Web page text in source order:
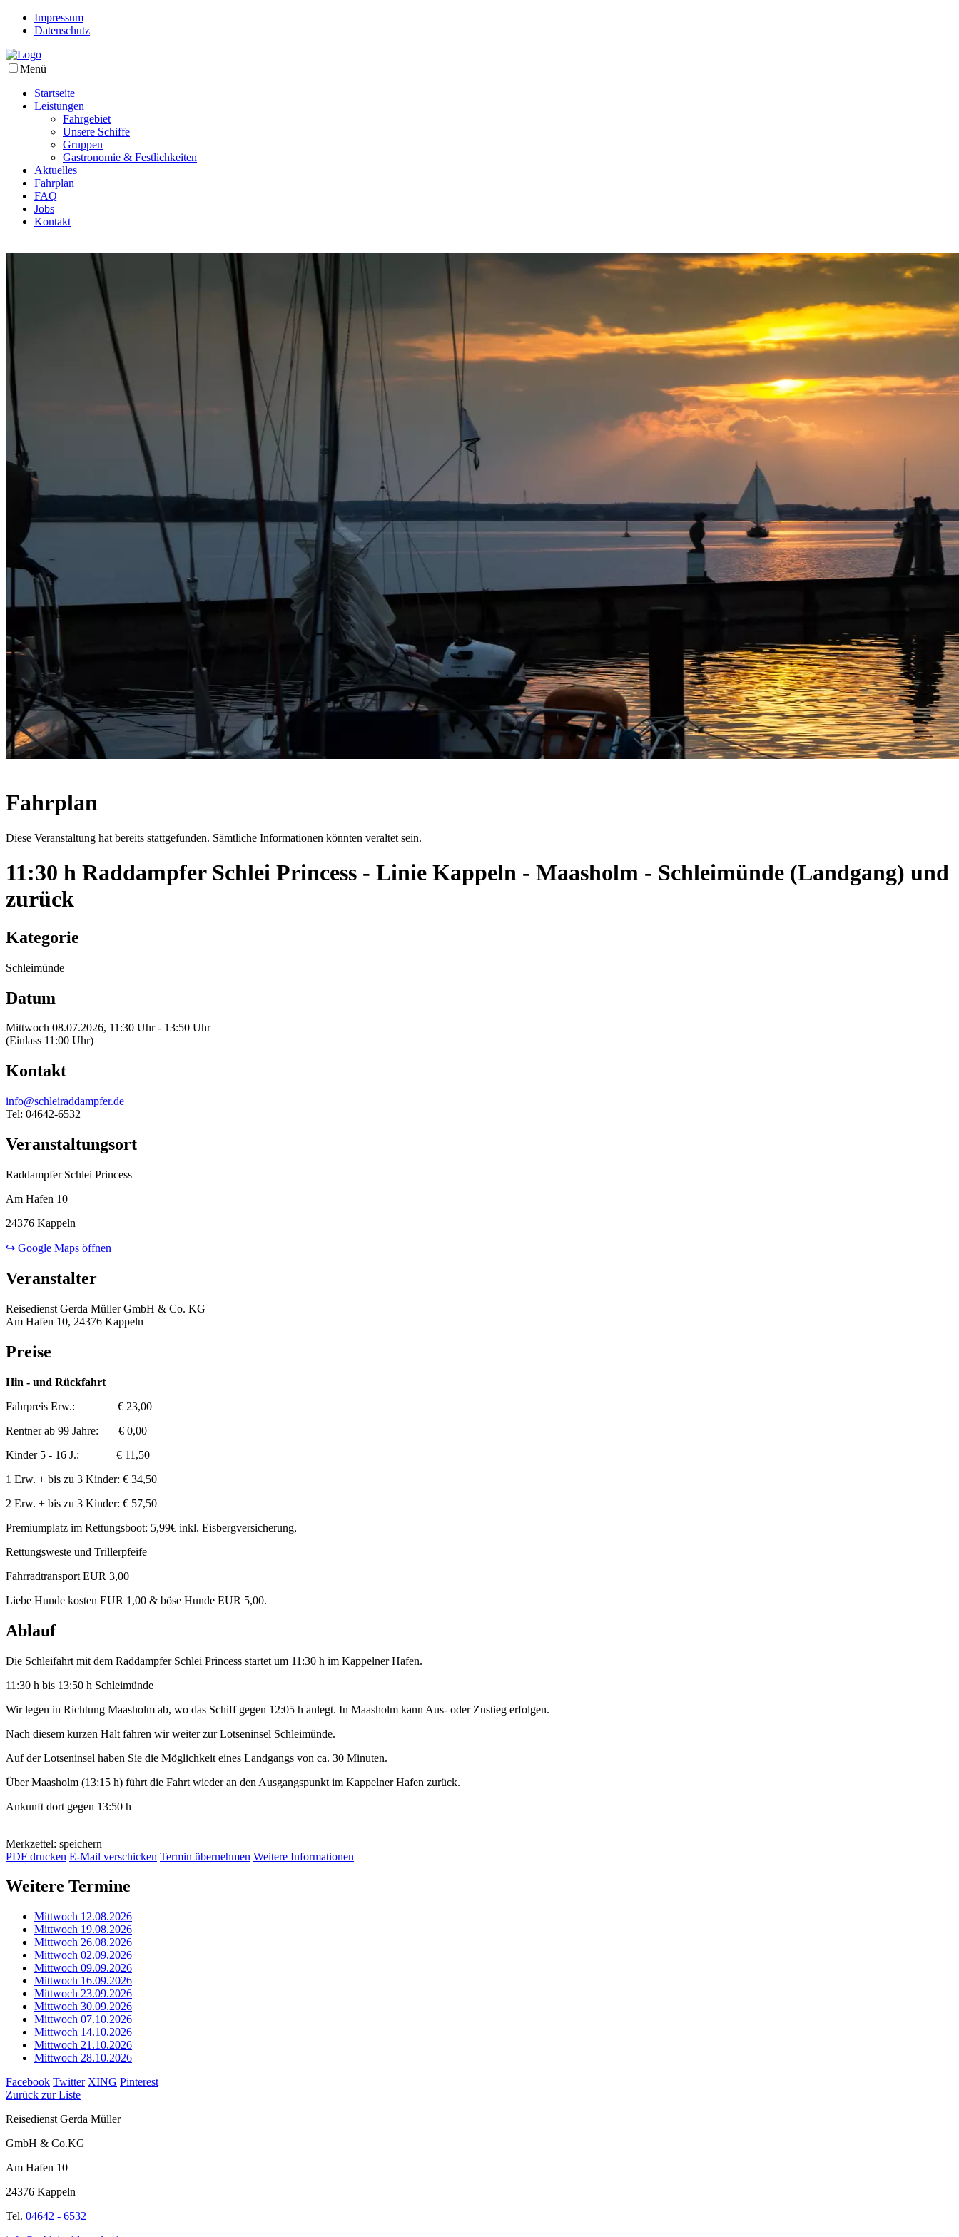
Impressum
Datenschutz
Menü
Startseite
Leistungen
Fahrgebiet
Unsere Schiffe
Gruppen
Gastronomie & Festlichkeiten
Aktuelles
Fahrplan
FAQ
Jobs
Kontakt
Fahrplan
Diese Veranstaltung hat bereits stattgefunden. Sämtliche Informationen könnten veraltet sein.
11:30 h Raddampfer Schlei Princess - Linie Kappeln - Maasholm - Schleimünde (Landgang) und
zurück
Kategorie
Schleimünde
Datum
Mittwoch 08.07.2026, 11:30 Uhr - 13:50 Uhr
(Einlass 11:00 Uhr)
Kontakt
info@schleiraddampfer.de
Tel: 04642-6532
Veranstaltungsort
Raddampfer Schlei Princess
Am Hafen 10
24376 Kappeln
↪ Google Maps öffnen
Veranstalter
Reisedienst Gerda Müller GmbH & Co. KG
Am Hafen 10, 24376 Kappeln
Preise
Hin - und Rückfahrt
Fahrpreis Erw.: € 23,00
Rentner ab 99 Jahre: € 0,00
Kinder 5 - 16 J.: € 11,50
1 Erw. + bis zu 3 Kinder: € 34,50
2 Erw. + bis zu 3 Kinder: € 57,50
Premiumplatz im Rettungsboot: 5,99€ inkl. Eisbergversicherung,
Rettungsweste und Trillerpfeife
Fahrradtransport EUR 3,00
Liebe Hunde kosten EUR 1,00 & böse Hunde EUR 5,00.
Ablauf
Die Schleifahrt mit dem Raddampfer Schlei Princess startet um 11:30 h im Kappelner Hafen.
11:30 h bis 13:50 h Schleimünde
Wir legen in Richtung Maasholm ab, wo das Schiff gegen 12:05 h anlegt. In Maasholm kann Aus- oder Zustieg erfolgen.
Nach diesem kurzen Halt fahren wir weiter zur Lotseninsel Schleimünde.
Auf der Lotseninsel haben Sie die Möglichkeit eines Landgangs von ca. 30 Minuten.
Über Maasholm (13:15 h) führt die Fahrt wieder an den Ausgangspunkt im Kappelner Hafen zurück.
Ankunft dort gegen 13:50 h
Merkzettel: speichern
PDF drucken E-Mail verschicken Termin übernehmen Weitere Informationen
Weitere Termine
Mittwoch 12.08.2026
Mittwoch 19.08.2026
Mittwoch 26.08.2026
Mittwoch 02.09.2026
Mittwoch 09.09.2026
Mittwoch 16.09.2026
Mittwoch 23.09.2026
Mittwoch 30.09.2026
Mittwoch 07.10.2026
Mittwoch 14.10.2026
Mittwoch 21.10.2026
Mittwoch 28.10.2026
Facebook Twitter XING Pinterest
Zurück zur Liste
Reisedienst Gerda Müller
GmbH & Co.KG
Am Hafen 10
24376 Kappeln
Tel. 04642 - 6532